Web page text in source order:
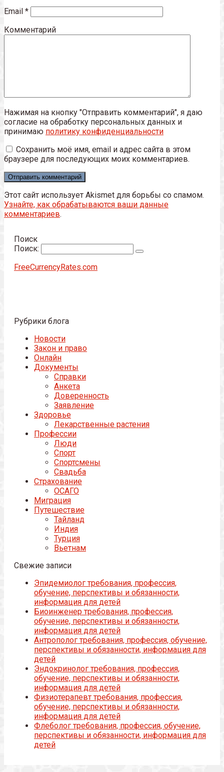
Email *
Комментарий
Нажимая на кнопку "Отправить комментарий", я даю
согласие на обработку персональных данных и
принимаю политику конфиденциальности
Сохранить моё имя, email и адрес сайта в этом
браузере для последующих моих комментариев.
Этот сайт использует Akismet для борьбы со спамом.
Узнайте, как обрабатываются ваши данные
комментариев.
Поиск
Поиск:
FreeCurrencyRates.com
Рубрики блога
Новости
Закон и право
Онлайн
Документы
Справки
Анкета
Доверенность
Заявление
Здоровье
Лекарственные растения
Профессии
Люди
Спорт
Спортсмены
Свадьба
Страхование
ОСАГО
Миграция
Путешествие
Тайланд
Индия
Турция
Вьетнам
Свежие записи
Эпидемиолог требования, профессия,
обучение, перспективы и обязанности,
информация для детей
Биоинженер требования, профессия,
обучение, перспективы и обязанности,
информация для детей
Антрополог требования, профессия, обучение,
перспективы и обязанности, информация для
детей
Эндокринолог требования, профессия,
обучение, перспективы и обязанности,
информация для детей
Физиотерапевт требования, профессия,
обучение, перспективы и обязанности,
информация для детей
Флеболог требования, профессия, обучение,
перспективы и обязанности, информация для
детей